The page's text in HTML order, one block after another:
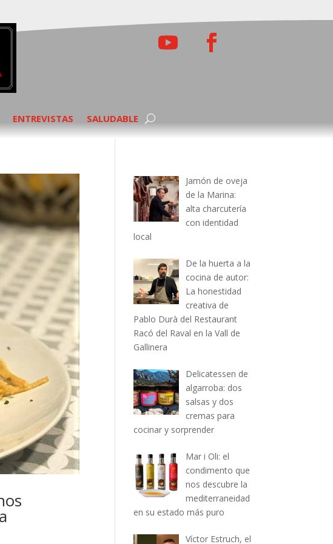
ENTREVISTAS SALUDABLE
Jamón de oveja
de la Marina:
alta charcutería
con identidad
local
De la huerta a la
cocina de autor:
La honestidad
creativa de
Pablo Durà del Restaurant
Racó del Raval en la Vall de
Gallinera
Delicatessen de
algarroba: dos
salsas y dos
cremas para
cocinar y sorprender
Mar i Oli: el
condimento que
nos descubre la
mediterraneidad
en su estado más puro
Víctor Estruch, el